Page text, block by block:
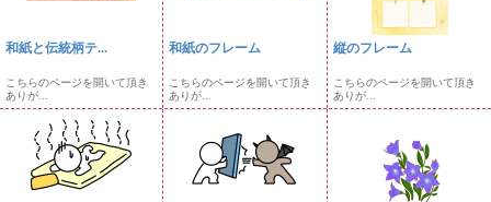
和紙と伝統柄テ...
こちらのページを開いて頂き
ありが...
和紙のフレーム
こちらのページを開いて頂き
ありが...
縦のフレーム
こちらのページを開いて頂き
ありが...